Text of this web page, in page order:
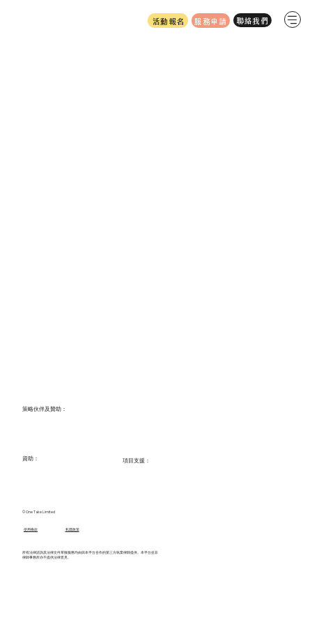
活動報名 服務申請
​策略伙伴及贊助：
資助： 項目支援：
© One Take Limited
使用條款
所有法律諮詢及法律文件草擬服務均由與本平台合作的第三方執業律師提供。本平台並非
律師事務所亦不提供法律意見。
​私隱政策